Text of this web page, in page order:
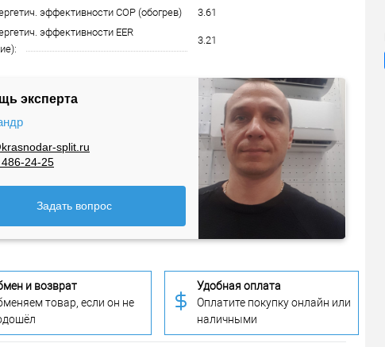
эффективности COP (обогрев)
3.61
эффективности EER
3.21
эксперта
split.ru
24-25
Задать вопрос
и возврат
товар, если он не
Удобная оплата
Оплатите покупку онлайн или
наличными